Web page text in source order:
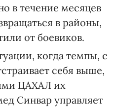
в течение месяцев
в районы,
от боевиков.
когда темпы, с
себя выше,
ЦАХАЛ их
Синвар управляет